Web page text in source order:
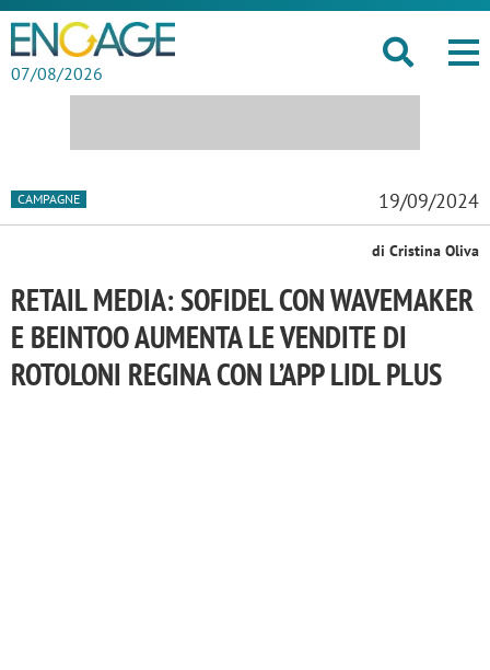
07/08/2026
CAMPAGNE 19/09/2024
di Cristina Oliva
RETAIL MEDIA: SOFIDEL CON WAVEMAKER
E BEINTOO AUMENTA LE VENDITE DI
ROTOLONI REGINA CON L’APP LIDL PLUS